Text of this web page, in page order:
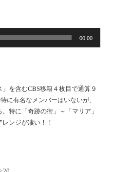
00:00
を含むCBS移籍４枚目で通算９
に有名なメンバーはいないが、
特に「奇跡の街」～「マリア」
ンジが凄い！！